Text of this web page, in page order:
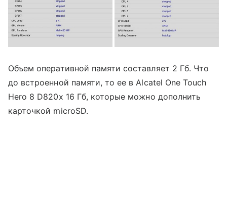
Объем оперативной памяти составляет 2 Гб. Что
до встроенной памяти, то ее в Alcatel One Touch
Hero 8 D820x 16 Гб, которые можно дополнить
карточкой microSD.